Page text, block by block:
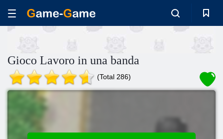
Gioco Lavoro in una banda
(Total 286)